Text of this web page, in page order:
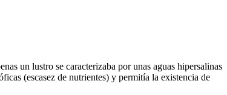
un lustro se caracterizaba por unas aguas hipersalinas
(escasez de nutrientes) y permitía la existencia de